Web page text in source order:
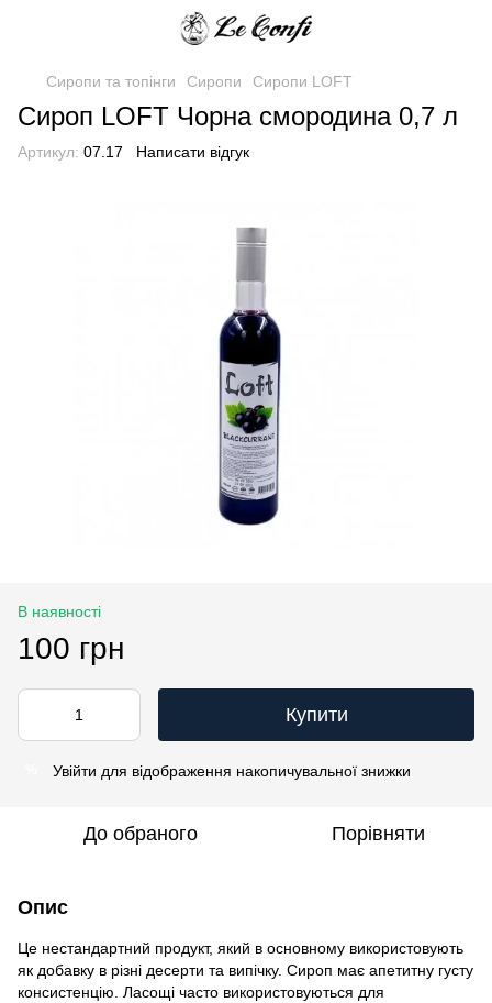
Сиропи та топінги Сиропи Сиропи LOFT
Сироп LOFT Чорна смородина 0,7 л
Артикул: 07.17 Написати відгук
В наявності
100 грн
Купити
Увійти для відображення накопичувальної знижки
До обраного Порівняти
Опис
Це нестандартний продукт, який в основному використовують
як добавку в різні десерти та випічку. Сироп має апетитну густу
консистенцію. Ласощі часто використовуються для